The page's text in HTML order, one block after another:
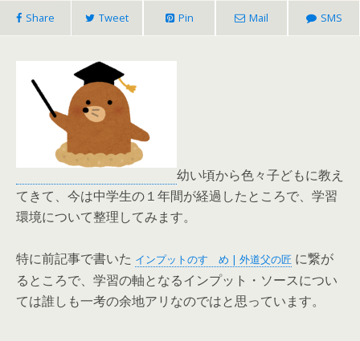
Share Tweet Pin Mail SMS
幼い頃から色々子どもに教え
てきて、今は中学生の１年間が経過したところで、学習
環境について整理してみます。
特に前記事で書いた インプットのすゝめ | 外道父の匠 に繋が
るところで、学習の軸となるインプット・ソースについ
ては誰しも一考の余地アリなのではと思っています。